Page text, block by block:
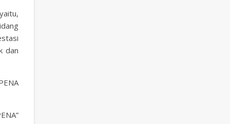
dan